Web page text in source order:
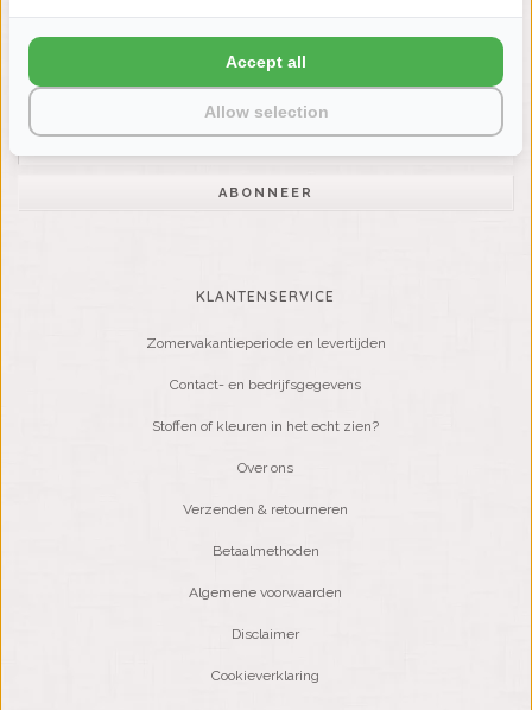
Wilt u op de hoogte blijven?
Word lid van onze mailinglijst:
ABONNEER
KLANTENSERVICE
Zomervakantieperiode en levertijden
Contact- en bedrijfsgegevens
Stoffen of kleuren in het echt zien?
Over ons
Verzenden & retourneren
Betaalmethoden
Algemene voorwaarden
Disclaimer
Cookieverklaring
Allow selection
Accept all